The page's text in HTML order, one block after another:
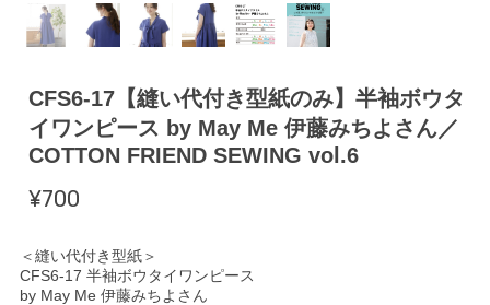
CFS6-17【縫い代付き型紙のみ】半袖ボウタ
イワンピース by May Me 伊藤みちよさん／
COTTON FRIEND SEWING vol.6
¥700
＜縫い代付き型紙＞
CFS6-17 半袖ボウタイワンピース
by May Me 伊藤みちよさん